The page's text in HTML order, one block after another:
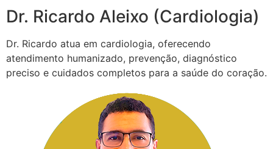
Dr. Ricardo Aleixo (Cardiologia)
Dr. Ricardo atua em cardiologia, oferecendo
atendimento humanizado, prevenção, diagnóstico
preciso e cuidados completos para a saúde do coração.